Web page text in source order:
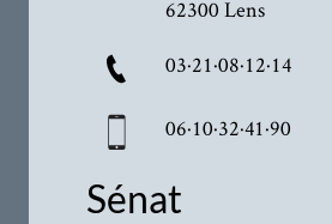
62300 Lens
03·21·08·12·14
06·10·32·41·90
Sénat